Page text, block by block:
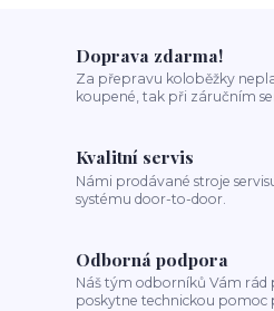
Doprava zdarma!
Za přepravu koloběžky
koupené, tak při záručním
Kvalitní servis
Námi prodávané stroje
systému door-to-door.
Odborná podpora
Náš tým odborníků Vám rád
poskytne technickou pomoc